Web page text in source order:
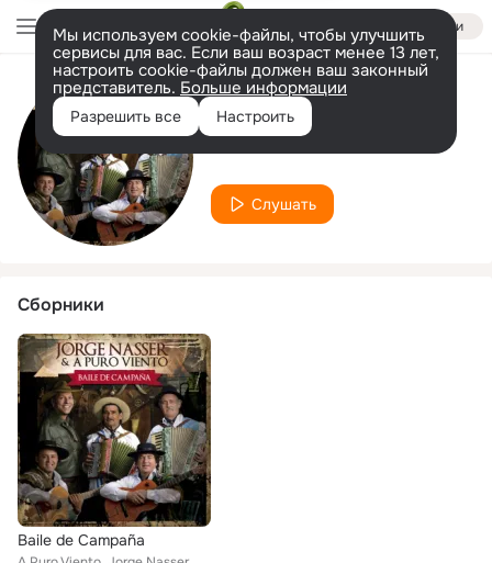
Войти
Мы используем cookie-файлы, чтобы улучшить
сервисы для вас. Если ваш возраст менее 13 лет,
настроить cookie-файлы должен ваш законный
представитель. Больше информации
Разрешить все Настроить
Исполнитель
A Puro Viento
Слушать
Сборники
Baile de Campaña